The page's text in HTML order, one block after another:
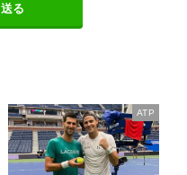
送る
ATP